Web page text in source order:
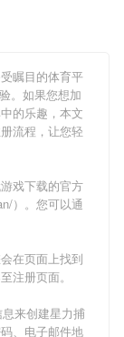
瞩目的体育平
。如果您想加
的乐趣，本文
流程，让您轻
戏下载的官方
）。您可以通
在页面上找到
注册页面。
来创建星力捕
、电子邮件地